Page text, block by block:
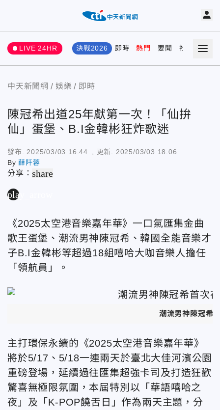
LIVE 24HR 決戰2026 即時 熱門 要聞 社會 娛樂
中天新聞網 娛樂 即時
陳冠希出道25年獻第一次！「仙拚
仙」蛋堡、B.I金韓彬狂炸歌迷
發布: 2025/03/03 16:44 , 更新: 2025/03/03 18:06
By薛阡蓉
分享：share
play_arrow
《2025太空港音樂嘉年華》一口氣匯集金曲
歌王蛋堡、潮流男神陳冠希、韓國全能音樂才
子B.I金韓彬等超過18組嘻哈大咖音樂人擔任
「領航員」。
潮流男神陳冠希
主打環保永續的 《2025太空港音樂嘉年華》
將於5/17、5/18一連兩天於臺北大佳河濱公園
重磅登場，延續過往匯集超強卡司及打造狂歡
驚喜無極限氛圍，本屆特別以「華語嘻哈之
夜」及「K-POP饒舌日」作為兩天主題，分